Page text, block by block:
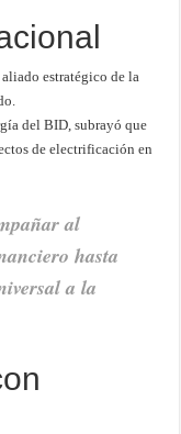
aliado estratégico de la
del BID, subrayó que
de electrificación en
al
hasta
a la